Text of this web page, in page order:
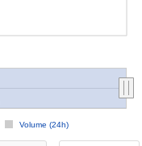
Volume (24h)